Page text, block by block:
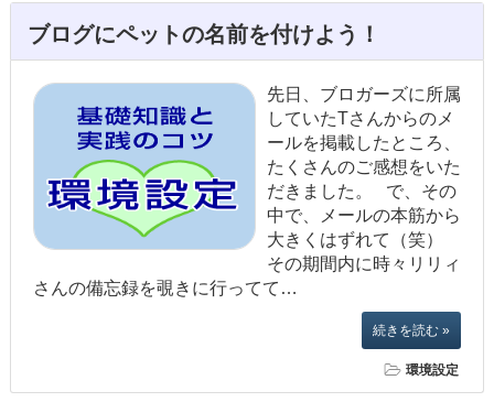
ブログにペットの名前を付けよう！
先日、ブロガーズに所属
していたTさんからのメ
ールを掲載したところ、
たくさんのご感想をいた
だきました。 で、その
中で、メールの本筋から
大きくはずれて（笑）
その期間内に時々リリィ
さんの備忘録を覗きに行ってて…
続きを読む »
環境設定